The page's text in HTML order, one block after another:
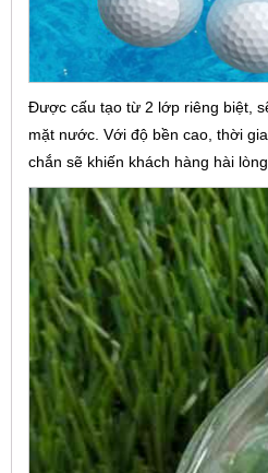
Được cấu tạo từ 2 lớp riêng biệt,
mặt nước. Với độ bền cao, thời
chắn sẽ khiến khách hàng hài lòng.